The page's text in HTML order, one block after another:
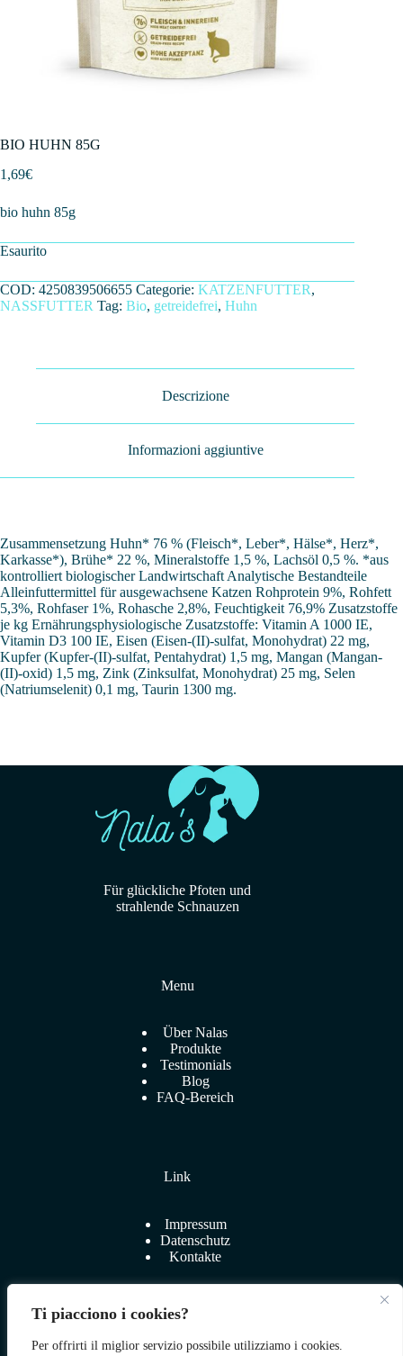
Ti piacciono i cookies?
Per offrirti il miglior servizio possibile utilizziamo i cookies.
BIO HUHN 85G
1,69€
bio huhn 85g
Esaurito
COD: 4250839506655 Categorie: KATZENFUTTER,
NASSFUTTER Tag: Bio, getreidefrei, Huhn
Descrizione
Informazioni aggiuntive
Zusammensetzung Huhn* 76 % (Fleisch*, Leber*, Hälse*, Herz*,
Karkasse*), Brühe* 22 %, Mineralstoffe 1,5 %, Lachsöl 0,5 %. *aus
kontrolliert biologischer Landwirtschaft Analytische Bestandteile
Alleinfuttermittel für ausgewachsene Katzen Rohprotein 9%, Rohfett
5,3%, Rohfaser 1%, Rohasche 2,8%, Feuchtigkeit 76,9% Zusatzstoffe
je kg Ernährungsphysiologische Zusatzstoffe: Vitamin A 1000 IE,
Vitamin D3 100 IE, Eisen (Eisen-(II)-sulfat, Monohydrat) 22 mg,
Kupfer (Kupfer-(II)-sulfat, Pentahydrat) 1,5 mg, Mangan (Mangan-
(II)-oxid) 1,5 mg, Zink (Zinksulfat, Monohydrat) 25 mg, Selen
(Natriumselenit) 0,1 mg, Taurin 1300 mg.
Für glückliche Pfoten und
strahlende Schnauzen
Menu
Über Nalas
Produkte
Testimonials
Blog
FAQ-Bereich
Link
Impressum
Datenschutz
Kontakte
Zum Shop